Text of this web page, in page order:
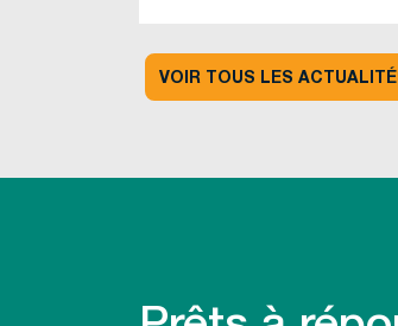
VOIR TOUS LES